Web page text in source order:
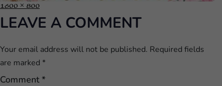
1600 × 800
LEAVE A COMMENT
Your email address will not be published. Required fields
are marked *
Comment*